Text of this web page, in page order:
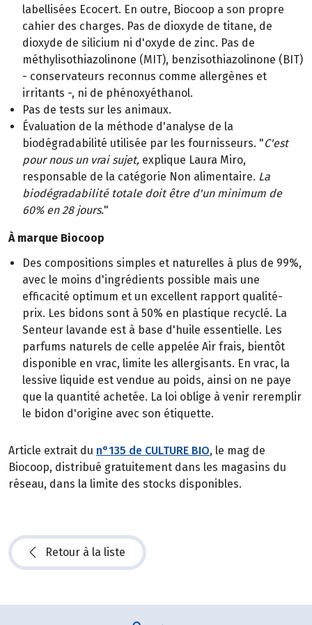
labellisées Ecocert. En outre, Biocoop a son propre
cahier des charges. Pas de dioxyde de titane, de
dioxyde de silicium ni d'oxyde de zinc. Pas de
méthylisothiazolinone (MIT), benzisothiazolinone (BIT)
- conservateurs reconnus comme allergènes et
irritants -, ni de phénoxyéthanol.
Pas de tests sur les animaux.
Évaluation de la méthode d'analyse de la
biodégradabilité utilisée par les fournisseurs. "C'est
pour nous un vrai sujet, explique Laura Miro,
responsable de la catégorie Non alimentaire. La
biodégradabilité totale doit être d'un minimum de
60% en 28 jours."
À marque Biocoop
Des compositions simples et naturelles à plus de 99%,
avec le moins d'ingrédients possible mais une
efficacité optimum et un excellent rapport qualité-
prix. Les bidons sont à 50% en plastique recyclé. La
Senteur lavande est à base d'huile essentielle. Les
parfums naturels de celle appelée Air frais, bientôt
disponible en vrac, limite les allergisants. En vrac, la
lessive liquide est vendue au poids, ainsi on ne paye
que la quantité achetée. La loi oblige à venir reremplir
le bidon d'origine avec son étiquette.
Article extrait du n°135 de CULTURE BIO, le mag de
Biocoop, distribué gratuitement dans les magasins du
réseau, dans la limite des stocks disponibles.
Retour à la liste